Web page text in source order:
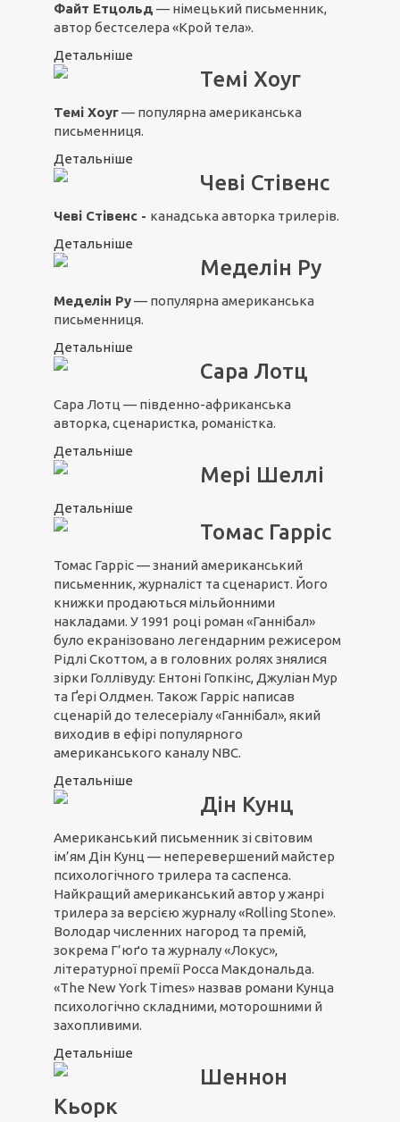
Файт Етцольд — німецький письменник,
автор бестселера «Крой тела».
Детальніше
Темі Хоуг
Темі Хоуг— популярна американська
письменниця.
Детальніше
Чеві Стівенс
Чеві Стівенс - канадська авторка трилерів.
Детальніше
Меделін Ру
Меделін Ру— популярна американська
письменниця.
Детальніше
Сара Лотц
Сара Лотц — південно-африканська
авторка, сценаристка, романістка.
Детальніше
Мері Шеллі
Детальніше
Томас Гарріс
Томас Гарріс — знаний американський
письменник, журналіст та сценарист. Його
книжки продаються мільйонними
накладами. У 1991 році роман «Ганнібал»
було екранізовано легендарним режисером
Рідлі Скоттом, а в головних ролях знялися
зірки Голлівуду: Ентоні Гопкінс, Джуліан Мур
та Ґері Олдмен. Також Гарріс написав
сценарій до телесеріалу «Ганнібал», який
виходив в ефірі популярного
американського каналу NBC.
Детальніше
Дін Кунц
Американський письменник зі світовим
ім’ям Дін Кунц — неперевершений майстер
психологічного трилера та саспенса.
Найкращий американський автор у жанрі
трилера за версією журналу «Rolling Stone».
Володар численних нагород та премій,
зокрема Г’юґо та журналу «Локус»,
літературної премії Росса Макдональда.
«The New York Times» назвав романи Кунца
психологічно складними, моторошними й
захопливими.
Детальніше
Шеннон
Кьорк